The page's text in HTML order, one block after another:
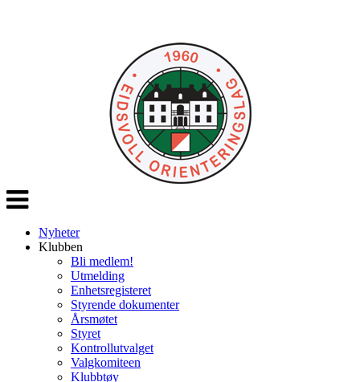
Veksle
navigasjon
Nyheter
Klubben
Bli medlem!
Utmelding
Enhetsregisteret
Styrende dokumenter
Årsmøtet
Styret
Kontrollutvalget
Valgkomiteen
Klubbtøy